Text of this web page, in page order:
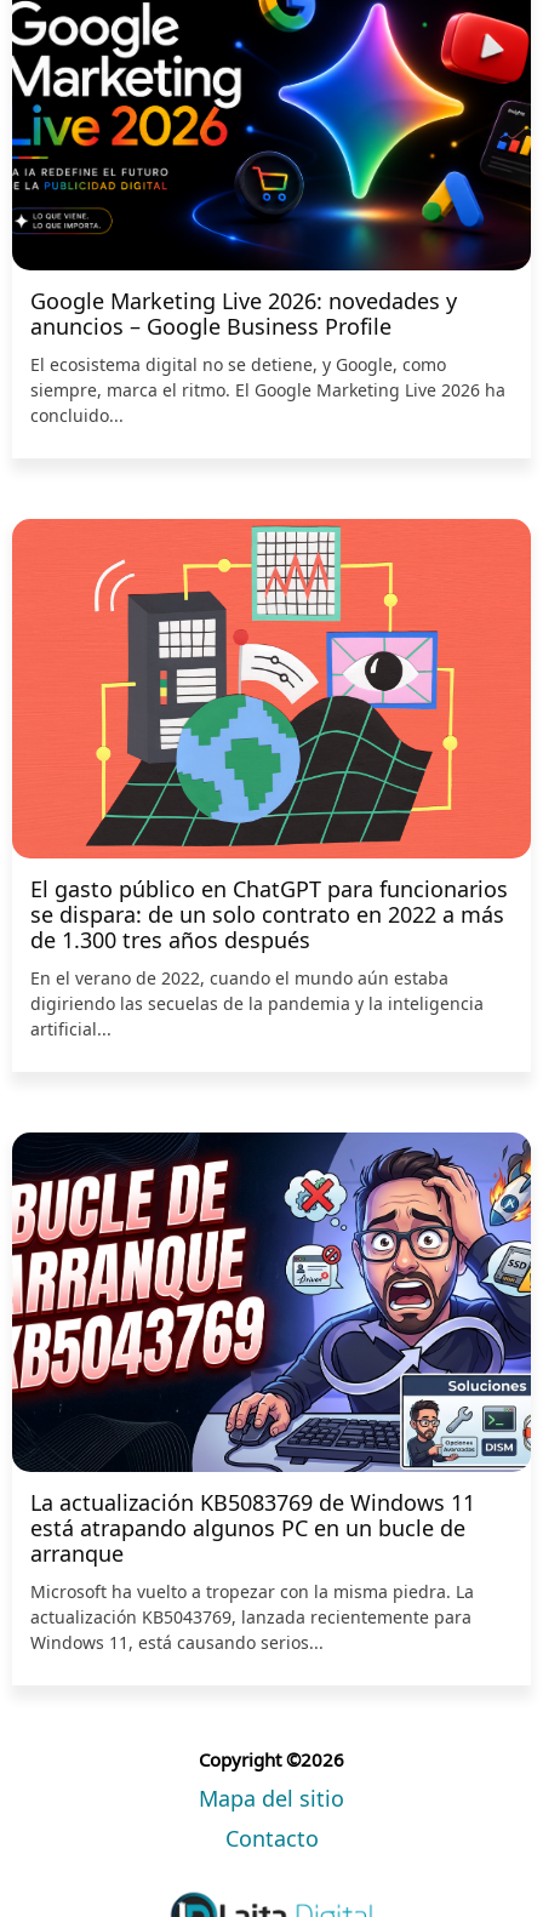
Google Marketing Live 2026: novedades y
anuncios – Google Business Profile
El ecosistema digital no se detiene, y Google, como
siempre, marca el ritmo. El Google Marketing Live 2026 ha
concluido...
El gasto público en ChatGPT para funcionarios
se dispara: de un solo contrato en 2022 a más
de 1.300 tres años después
En el verano de 2022, cuando el mundo aún estaba
digiriendo las secuelas de la pandemia y la inteligencia
artificial...
La actualización KB5083769 de Windows 11
está atrapando algunos PC en un bucle de
arranque
Microsoft ha vuelto a tropezar con la misma piedra. La
actualización KB5043769, lanzada recientemente para
Windows 11, está causando serios...
Copyright ©2026
Mapa del sitio
Contacto